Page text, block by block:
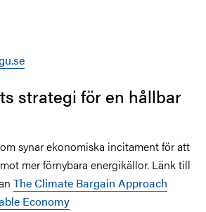
strategi för en hållbar
synar ekonomiska incitament för att
mer förnybara energikällor. Länk till
The Climate Bargain Approach
Economy